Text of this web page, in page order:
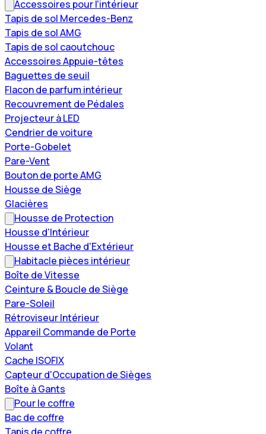
Accessoires pour l'intérieur
Tapis de sol Mercedes-Benz
Tapis de sol AMG
Tapis de sol caoutchouc
Accessoires Appuie-têtes
Baguettes de seuil
Flacon de parfum intérieur
Recouvrement de Pédales
Projecteur à LED
Cendrier de voiture
Porte-Gobelet
Pare-Vent
Bouton de porte AMG
Housse de Siège
Glacières
Housse de Protection
Housse d'Intérieur
Housse et Bache d'Extérieur
Habitacle pièces intérieur
Boîte de Vitesse
Ceinture & Boucle de Siège
Pare-Soleil
Rétroviseur Intérieur
Appareil Commande de Porte
Volant
Cache ISOFIX
Capteur d'Occupation de Sièges
Boîte à Gants
Pour le coffre
Bac de coffre